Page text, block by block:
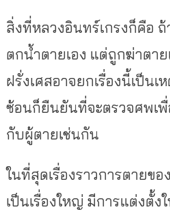
สิ่งที่หลวงอินทร์เกรงก็คือ
ตกน้ำตายเอง แต่ถูกฆ่าตา
ฝรั่งเศสอาจยกเรื่องนี้เป็น
ซ้อนก็ยืนยันที่จะตรวจศพเ
กับผู้ตายเช่นกัน
ในที่สุดเรื่องราวการตายข
เป็นเรื่องใหญ่ มีการแต่งตั้ง